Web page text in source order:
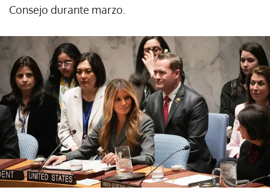
Consejo durante marzo.